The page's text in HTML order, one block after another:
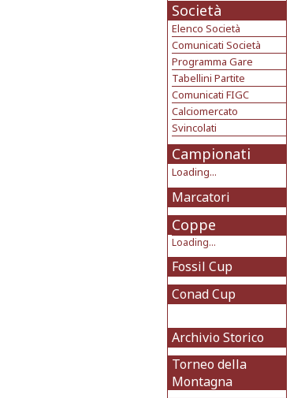
Società
Elenco Società
Comunicati Società
Programma Gare
Tabellini Partite
Comunicati FIGC
Calciomercato
Svincolati
Campionati
Loading...
Marcatori
Coppe
Loading...
Fossil Cup
Conad Cup
Archivio Storico
Torneo della
Montagna